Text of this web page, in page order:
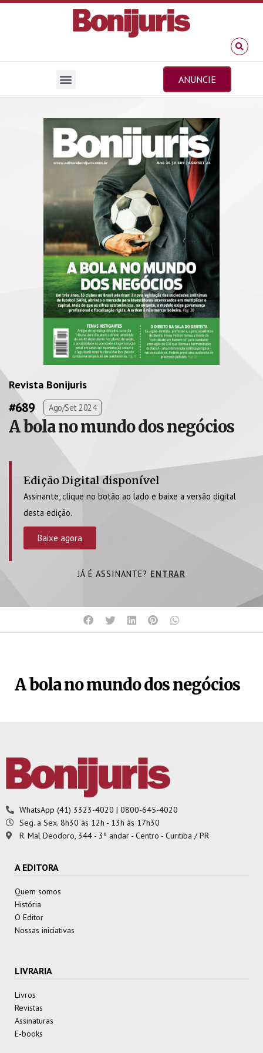
ANUNCIE
Revista Bonijuris
#689 Ago/Set 2024
A bola no mundo dos negócios
Edição Digital disponível
Assinante, clique no botão ao lado e baixe a versão digital
desta edição.
Baixe agora
JÁ É ASSINANTE? ENTRAR
A bola no mundo dos negócios
WhatsApp (41) 3323-4020 | 0800-645-4020
Seg. a Sex. 8h30 às 12h - 13h às 17h30
R. Mal Deodoro, 344 - 3º andar - Centro - Curitiba / PR
A EDITORA
Quem somos
História
O Editor
Nossas iniciativas
LIVRARIA
Livros
Revistas
Assinaturas
E-books